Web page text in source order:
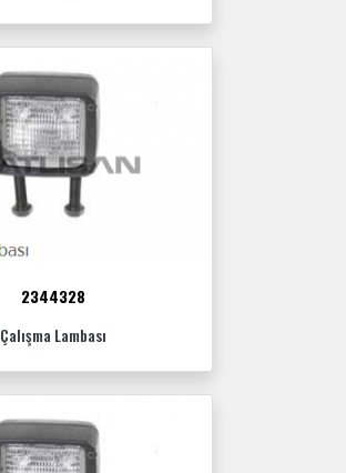
2344328
Çalışma Lambası